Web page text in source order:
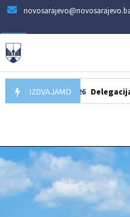
IZDVAJAMO
07.08.2026 Delegacija